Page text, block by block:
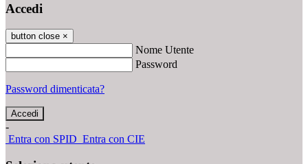
Accedi
button close ×
Nome Utente
Password
Password dimenticata?
-
Entra con SPID Entra con CIE